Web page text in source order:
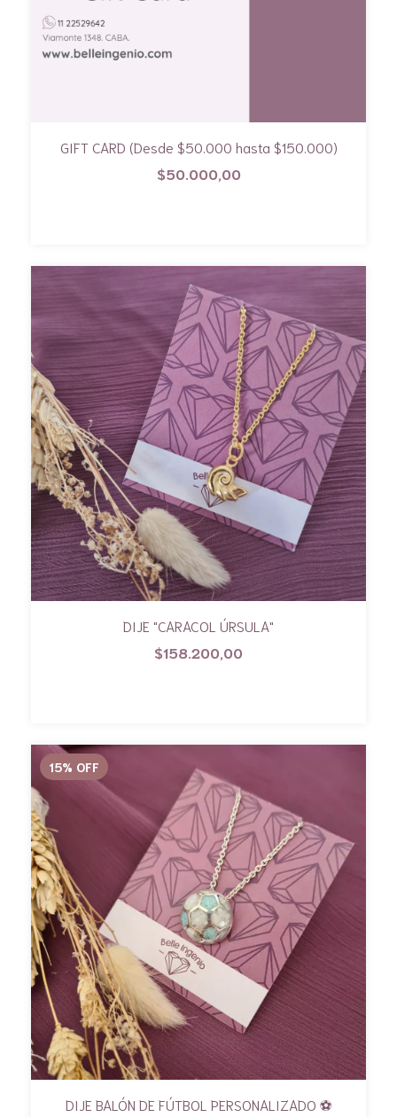
GIFT CARD (Desde $50.000 hasta $150.000)
$50.000,00
DIJE "CARACOL ÚRSULA"
$158.200,00
15% OFF
DIJE BALÓN DE FÚTBOL PERSONALIZADO ⚽️